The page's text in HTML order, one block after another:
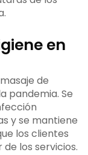
en
de
pandemia. Se
y se mantiene
los clientes
los servicios.